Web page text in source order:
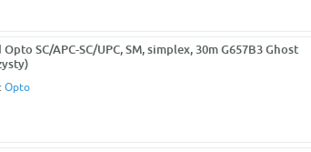
SC/APC-SC/UPC, SM, simplex, 30m G657B3 Ghost
Opto